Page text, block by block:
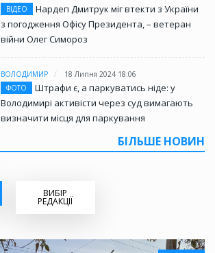
ВІДЕО
Нардеп Дмитрук міг втекти з України
з погодження Офісу Президента, – ветеран
війни Олег Симороз
ВОЛОДИМИР
18 Липня 2024 18:06
ФОТО
Штрафи є, а паркуватись ніде: у
Володимирі активісти через суд вимагають
визначити місця для паркування
БІЛЬШЕ НОВИН
ВИБІР
РЕДАКЦІЇ